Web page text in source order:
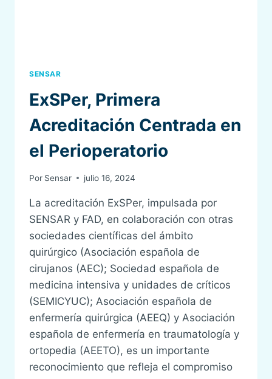
SENSAR
ExSPer, Primera
Acreditación Centrada en
el Perioperatorio
Por Sensar julio 16, 2024
La acreditación ExSPer, impulsada por
SENSAR y FAD, en colaboración con otras
sociedades científicas del ámbito
quirúrgico (Asociación española de
cirujanos (AEC); Sociedad española de
medicina intensiva y unidades de críticos
(SEMICYUC); Asociación española de
enfermería quirúrgica (AEEQ) y Asociación
española de enfermería en traumatología y
ortopedia (AEETO), es un importante
reconocimiento que refleja el compromiso